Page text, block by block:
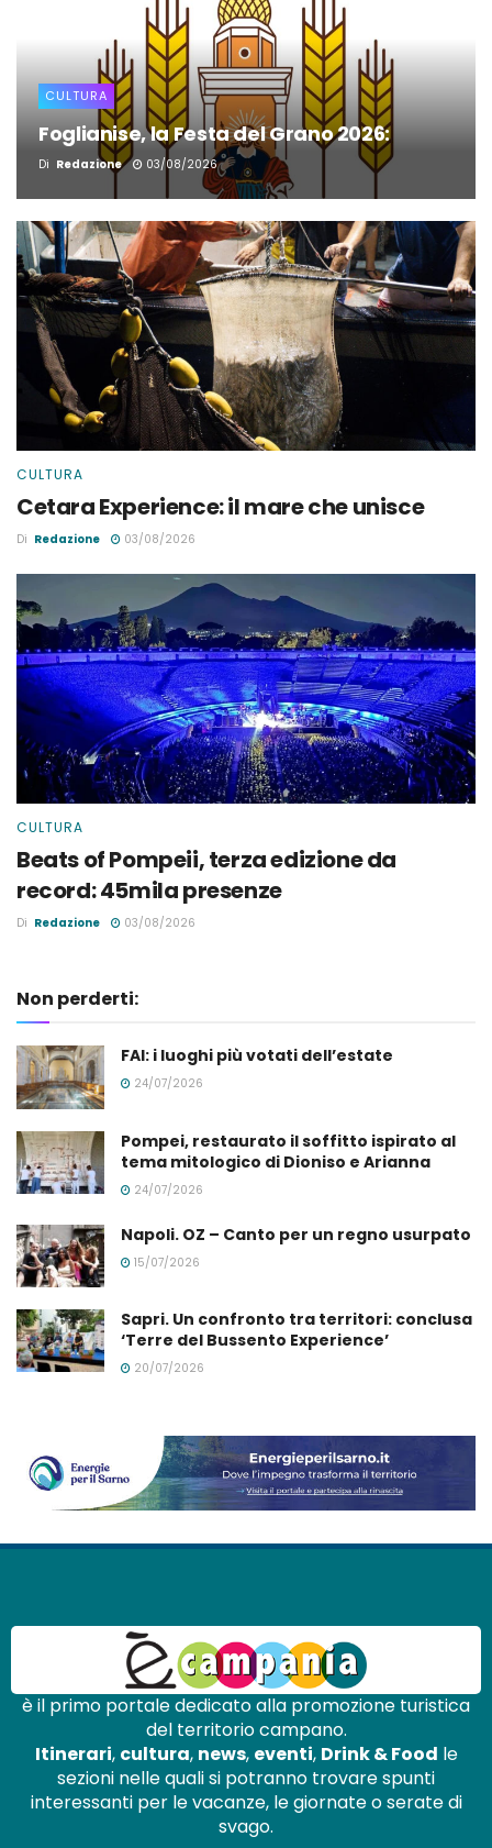
CULTURA
Foglianise, la Festa del Grano 2026:
Di Redazione 03/08/2026
CULTURA
Cetara Experience: il mare che unisce
Di Redazione 03/08/2026
CULTURA
Beats of Pompeii, terza edizione da
record: 45mila presenze
Di Redazione 03/08/2026
Non perderti:
FAI: i luoghi più votati dell’estate
24/07/2026
Pompei, restaurato il soffitto ispirato al
tema mitologico di Dioniso e Arianna
24/07/2026
Napoli. OZ – Canto per un regno usurpato
15/07/2026
Sapri. Un confronto tra territori: conclusa
‘Terre del Bussento Experience’
20/07/2026
è il primo portale dedicato alla promozione turistica
del territorio campano.
Itinerari, cultura, news, eventi, Drink & Food le
sezioni nelle quali si potranno trovare spunti
interessanti per le vacanze, le giornate o serate di
svago.